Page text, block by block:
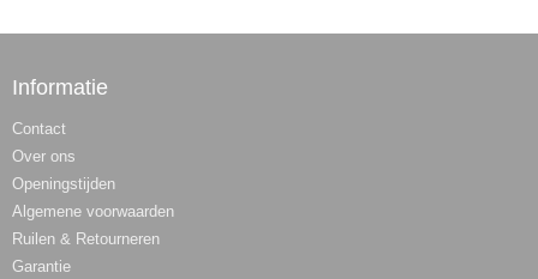
Informatie
Contact
Over ons
Openingstijden
Algemene voorwaarden
Ruilen & Retourneren
Garantie